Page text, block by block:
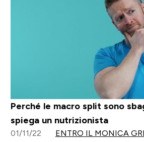
Perché le macro split sono
spiega un nutrizionista
01/11/22 ENTRO IL MONICA